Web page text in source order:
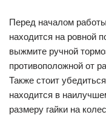
Перед началом
находится на ровной
выжмите ручной
противоположной от
Также стоит
находится в
размеру гайки на